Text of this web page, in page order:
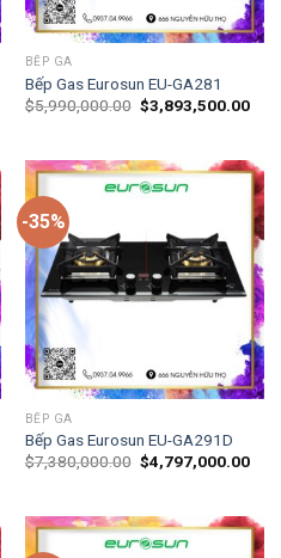
BẾP GA
Bếp Gas Eurosun EU-GA281
$5,990,000.00 $3,893,500.00
-35%
BẾP GA
Bếp Gas Eurosun EU-GA291D
$7,380,000.00 $4,797,000.00